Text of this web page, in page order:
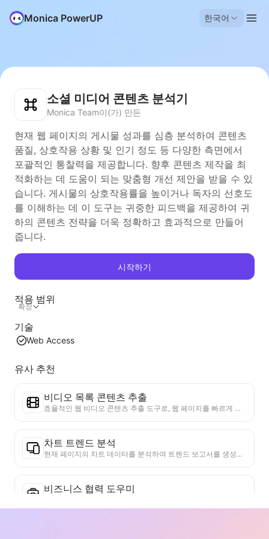
Monica PowerUP 한국어
소셜 미디어 콘텐츠 분석기
Monica Team이(가) 만든
현재 웹 페이지의 게시물 성과를 심층 분석하여 콘텐츠
품질, 상호작용 상황 및 인기 정도 등 다양한 측면에서
포괄적인 통찰력을 제공합니다. 향후 콘텐츠 제작을 최
적화하는 데 도움이 되는 맞춤형 개선 제안을 받을 수 있
습니다. 게시물의 상호작용률을 높이거나 독자의 선호도
를 이해하는 데 이 도구는 귀중한 피드백을 제공하여 귀
하의 콘텐츠 전략을 더욱 정확하고 효과적으로 만들어
줍니다.
시작하기
적용 범위
확장
기술
Web Access
유사 추천
비디오 목록 콘텐츠 추출
효율적인 웹 비디오 콘텐츠 추출 도구로, 웹 페이지를 빠르게 스캔하고 비디오 정보를 구조화된 Markdown 표로 정리할 수 있습니다.
차트 트렌드 분석
현재 페이지의 차트 데이터를 분석하여 트렌드 보고서를 생성합니다. 인기 카테고리, 빠르게 상승하는 제품 유형 및 신흥 기술을 식별합니다. 즉각적인 시장 통찰력을 제공하여 최신 제품 트렌드와 시장 동향을 이해하는 데 도움을 줍니다.
비즈니스 협력 도우미